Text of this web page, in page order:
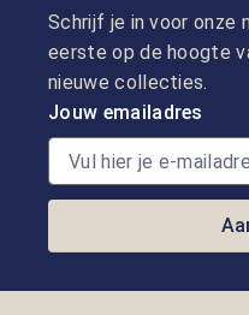
Schrijf je in voor onze
eerste op de hoogte
nieuwe collecties.
Jouw emailadres